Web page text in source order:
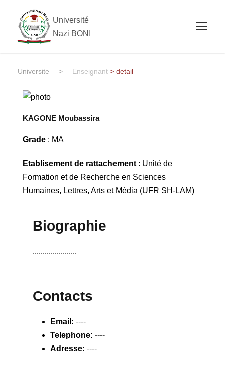
Université
Nazi BONI
Universite > Enseignant > detail
KAGONE Moubassira
Grade: MA
Etablisement de rattachement: Unité de
Formation et de Recherche en Sciences
Humaines, Lettres, Arts et Média (UFR SH-LAM)
Biographie
......................
Contacts
Email: ----
Telephone: ----
Adresse: ----